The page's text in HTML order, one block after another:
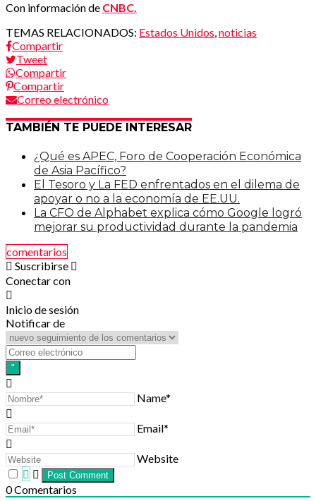
Con información de CNBC.
TEMAS RELACIONADOS: Estados Unidos noticias
Compartir
Tweet
Compartir
Compartir
Correo electrónico
TAMBIÉN TE PUEDE INTERESAR
¿Qué es APEC, Foro de Cooperación Económica
de Asia Pacífico?
El Tesoro y La FED enfrentados en el dilema de
apoyar o no a la economía de EE.UU.
La CFO de Alphabet explica cómo Google logró
mejorar su productividad durante la pandemia
comentarios
Suscribirse
Conectar con
Inicio de sesión
Notificar de
Name*
Email*
Website
0Comentarios